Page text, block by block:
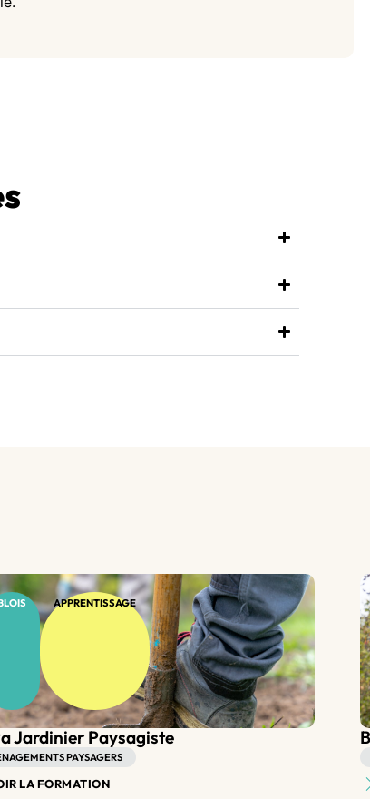
BLOIS APPRENTISSAGE
Bac Pro Aménagements Paysagers
AMÉNAGEMENTS PAYSAGERS
VOIR LA FORMATION